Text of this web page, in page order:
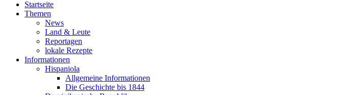
Startseite
Themen
News
Land & Leute
Reportagen
lokale Rezepte
Informationen
Hispaniola
Allgemeine Informationen
Die Geschichte bis 1844